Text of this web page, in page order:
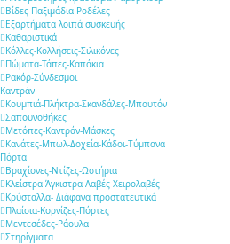
Βίδες-Παξιμάδια-Ροδέλες
Εξαρτήματα λοιπά συσκευής
Καθαριστικά
Κόλλες-Κολλήσεις-Σιλικόνες
Πώματα-Τάπες-Καπάκια
Ρακόρ-Σύνδεσμοι
Καντράν
Κουμπιά-Πλήκτρα-Σκανδάλες-Μπουτόν
Σαπουνοθήκες
Μετόπες-Καντράν-Μάσκες
Κανάτες-Μπωλ-Δοχεία-Κάδοι-Τύμπανα
Πόρτα
Βραχίονες-Ντίζες-Ωστήρια
Κλείστρα-Άγκιστρα-Λαβές-Χειρολαβές
Κρύσταλλα- Διάφανα προστατευτικά
Πλαίσια-Κορνίζες-Πόρτες
Μεντεσέδες-Ράουλα
Στηρίγματα